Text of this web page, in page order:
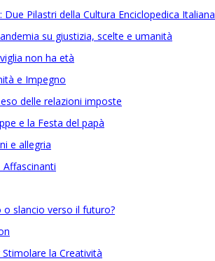
Pilastri della Cultura Enciclopedica Italiana
su giustizia, scelte e umanità
non ha età
e Impegno
delle relazioni imposte
e la Festa del papà
e allegria
Affascinanti
slancio verso il futuro?
la Creatività